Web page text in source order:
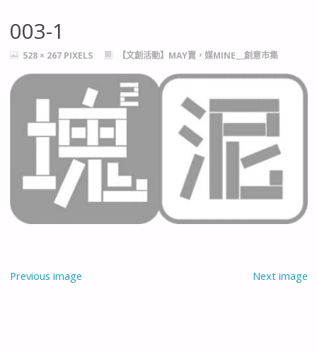
003-1
FULL528 × 267 PIXELS 【文創活動】MAY賣，媒MINE＿創意市集
Previous image Next image